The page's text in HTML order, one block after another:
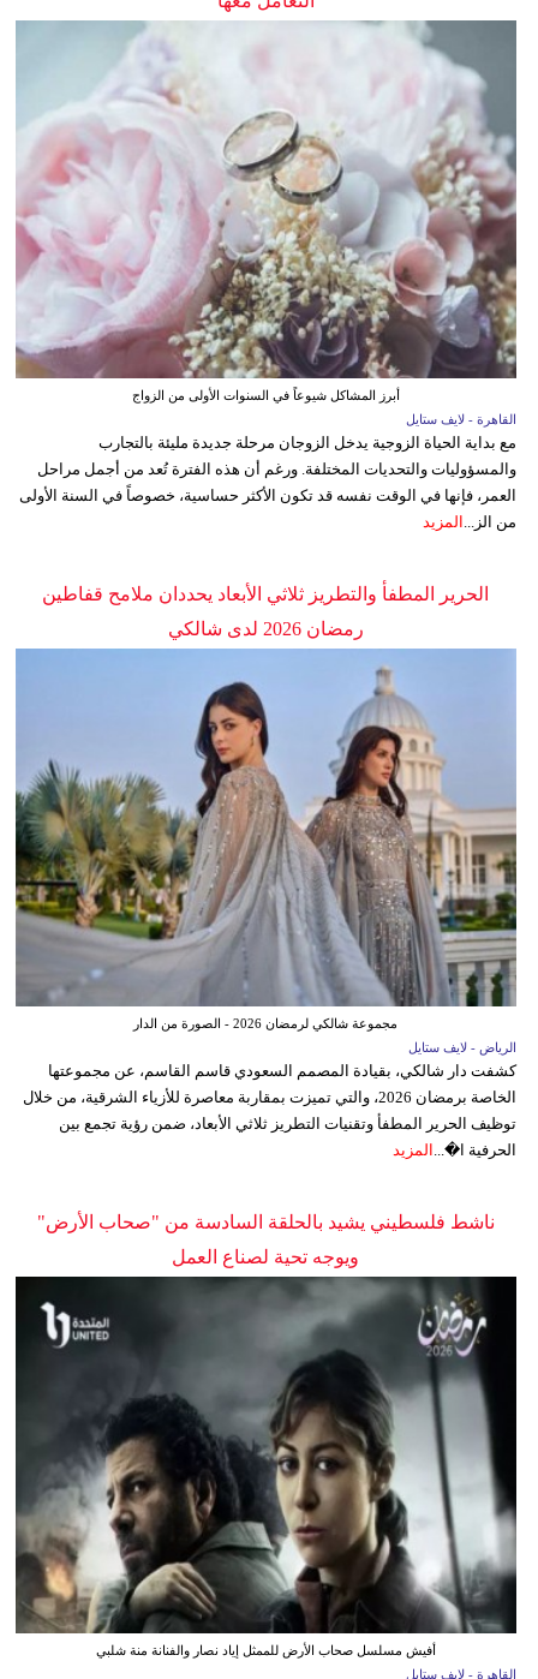
أبرز المشاكل شيوعاً في السنوات الأولى من الزواج
القاهرة - لايف ستايل
مع بداية الحياة الزوجية يدخل الزوجان مرحلة جديدة مليئة بالتجارب
والمسؤوليات والتحديات المختلفة. ورغم أن هذه الفترة تُعد من أجمل مراحل
العمر، فإنها في الوقت نفسه قد تكون الأكثر حساسية، خصوصاً في السنة الأولى
من الز...
المزيد
الحرير المطفأ والتطريز ثلاثي الأبعاد يحددان ملامح قفاطين
رمضان 2026 لدى شالكي
مجموعة شالكي لرمضان 2026 - الصورة من الدار
الرياض - لايف ستايل
كشفت دار شالكي، بقيادة المصمم السعودي قاسم القاسم، عن مجموعتها
الخاصة برمضان 2026، والتي تميزت بمقاربة معاصرة للأزياء الشرقية، من خلال
توظيف الحرير المطفأ وتقنيات التطريز ثلاثي الأبعاد، ضمن رؤية تجمع بين
الحرفية ا�... المزيد
ناشط فلسطيني يشيد بالحلقة السادسة من "صحاب الأرض"
ويوجه تحية لصناع العمل
أفيش مسلسل صحاب الأرض للممثل إياد نصار والفنانة منة شلبي
القاهرة - لايف ستايل